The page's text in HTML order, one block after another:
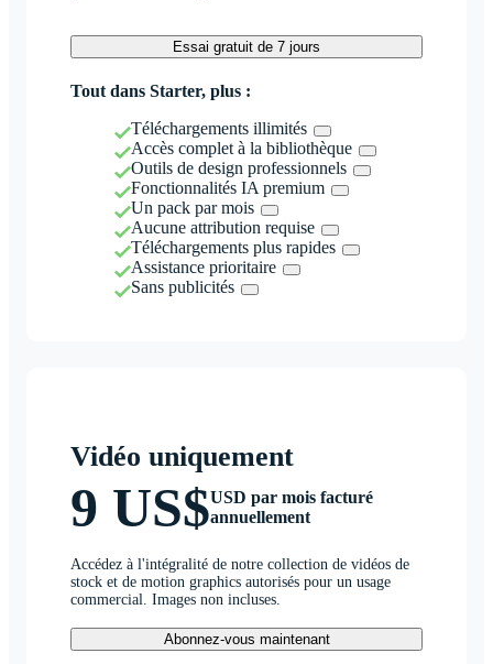
Essai gratuit de 7 jours
Tout dans Starter, plus :
Téléchargements illimités
Accès complet à la bibliothèque
Outils de design professionnels
Fonctionnalités IA premium
Un pack par mois
Aucune attribution requise
Téléchargements plus rapides
Assistance prioritaire
Sans publicités
Vidéo uniquement
9 US$USD par mois facturé
annuellement
Accédez à l'intégralité de notre collection de vidéos de
stock et de motion graphics autorisés pour un usage
commercial. Images non incluses.
Abonnez-vous maintenant